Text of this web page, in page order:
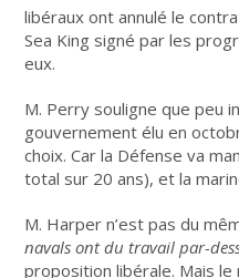
libéraux ont annulé le
Sea King signé par les
eux.
M. Perry souligne que peu
gouvernement élu en
choix. Car la Défense va
total sur 20 ans), et la
M. Harper n’est pas du
navals ont du travail par-
proposition libérale. Mais le